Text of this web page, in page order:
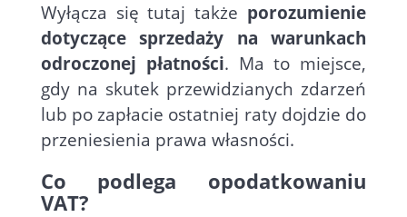
Wyłącza się tutaj także porozumienie
dotyczące sprzedaży na warunkach
odroczonej płatności. Ma to miejsce,
gdy na skutek przewidzianych zdarzeń
lub po zapłacie ostatniej raty dojdzie do
przeniesienia prawa własności.
Co podlega opodatkowaniu
VAT?